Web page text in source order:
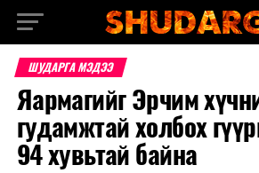
ШУДАРГА МЭДЭЭ
Яармагийг Эрчим
гудамжтай холбох
94 хувьтай байна